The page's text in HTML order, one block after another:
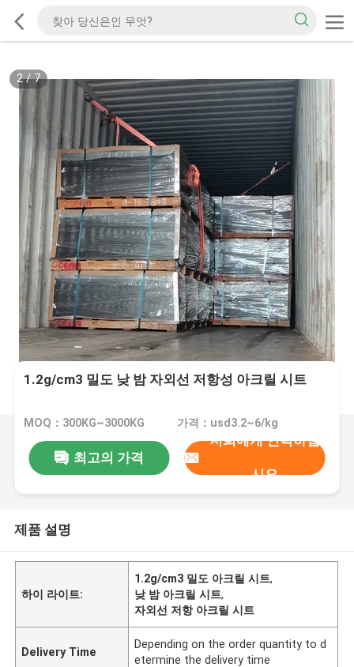
2/7
1.2g/cm3 밀도 낮 밤 자외선 저항성 아크릴 시트
MOQ：300KG~3000KG 가격：usd3.2~6/kg
최고의 가격
저희에게 연락하십
시오
제품 설명
하이 라이트:
1.2g/cm3 밀도 아크릴 시트,
낮 밤 아크릴 시트,
자외선 저항 아크릴 시트
Delivery Time
Depending on the order quantity to d
etermine the delivery time